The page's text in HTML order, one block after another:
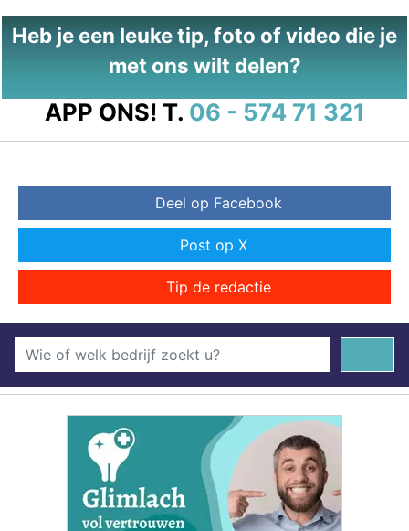
Heb je een leuke tip, foto of video die je
met ons wilt delen?
APP ONS! T. 06 - 574 71 321
Deel op Facebook
Post op X
Tip de redactie